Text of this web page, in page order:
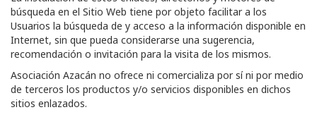
búsqueda en el Sitio Web tiene por objeto facilitar a los
Usuarios la búsqueda de y acceso a la información disponible en
Internet, sin que pueda considerarse una sugerencia,
recomendación o invitación para la visita de los mismos.
Asociación Azacán no ofrece ni comercializa por sí ni por medio
de terceros los productos y/o servicios disponibles en dichos
sitios enlazados.